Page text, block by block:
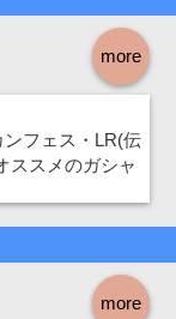
more
ンフェス・LR(伝
ススメのガシャ
more